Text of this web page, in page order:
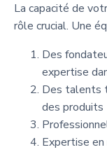
La capacité de
rôle crucial. Une
Des
expertise
Des talents
des produits
Expertise